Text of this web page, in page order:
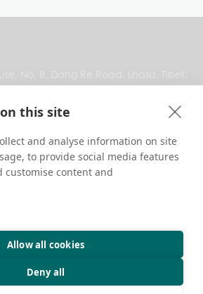
this site
and analyse information on site
to provide social media features
customise content and
Allow all cookies
Deny all
旅行贴士